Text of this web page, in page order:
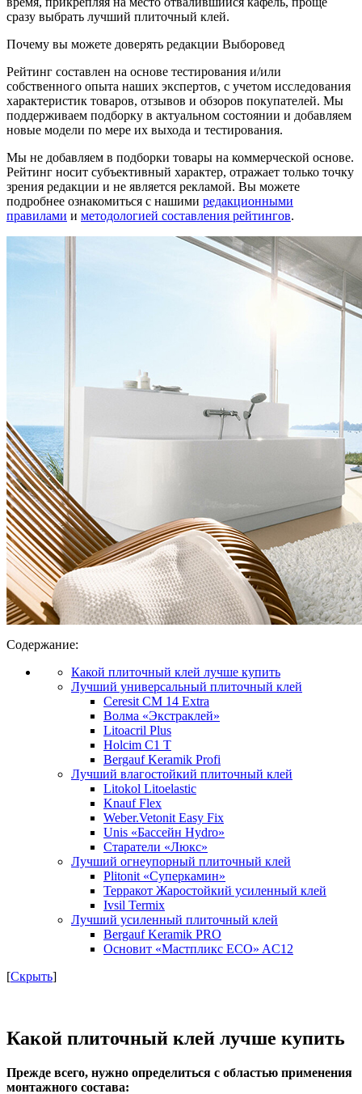
сразу выбрать лучший плиточный клей.
Почему вы можете доверять редакции Выборовед
Рейтинг составлен на основе тестирования и/или
собственного опыта наших экспертов, с учетом исследования
характеристик товаров, отзывов и обзоров покупателей. Мы
поддерживаем подборку в актуальном состоянии и добавляем
новые модели по мере их выхода и тестирования.
Мы не добавляем в подборки товары на коммерческой основе.
Рейтинг носит субъективный характер, отражает только точку
зрения редакции и не является рекламой. Вы можете
подробнее ознакомиться с нашими редакционными
правилами и методологией составления рейтингов.
Содержание:
Какой плиточный клей лучше купить
Лучший универсальный плиточный клей
Ceresit СМ 14 Extra
Волма «Экстраклей»
Litoacril Plus
Holcim С1 Т
Bergauf Keramik Profi
Лучший влагостойкий плиточный клей
Litokol Litoelastic
Knauf Flex
Weber.Vetonit Easy Fix
Unis «Бассейн Hydro»
Старатели «Люкс»
Лучший огнеупорный плиточный клей
Plitonit «Суперкамин»
Терракот Жаростойкий усиленный клей
Ivsil Termix
Лучший усиленный плиточный клей
Bergauf Keramik PRO
Основит «Мастпликс ECO» AC12
[Скрыть]
Какой плиточный клей лучше купить
Прежде всего, нужно определиться с областью применения
монтажного состава: